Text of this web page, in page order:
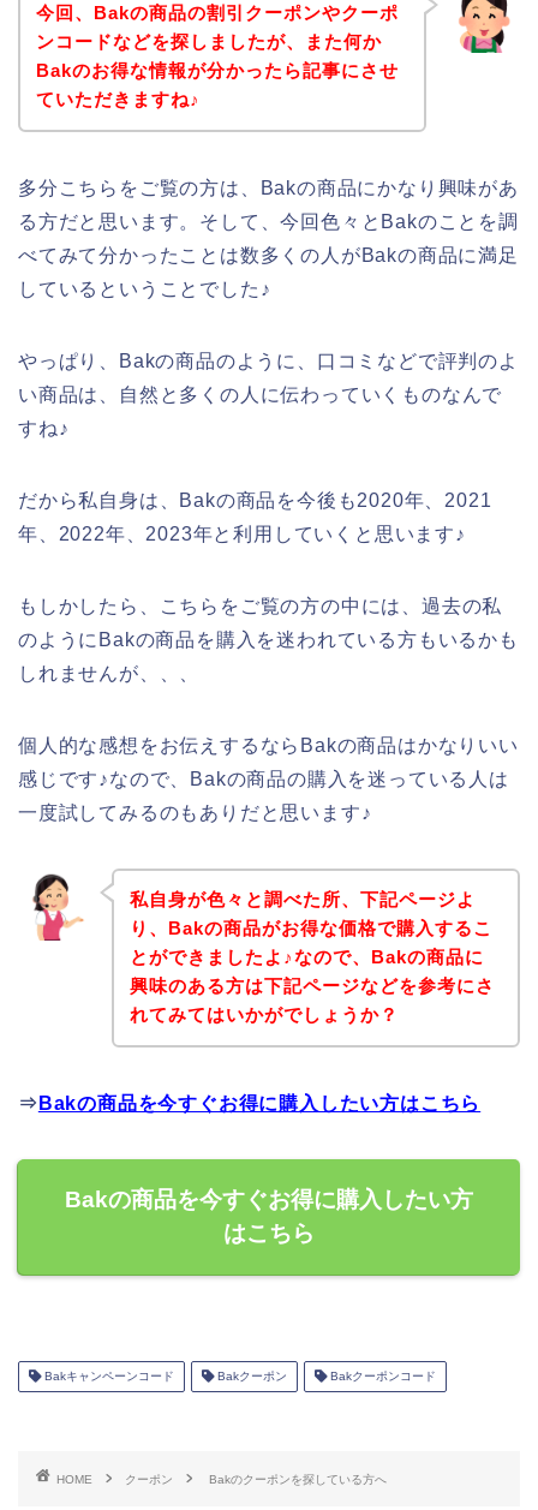
今回、Bakの商品の割引クーポンやクーポ
ンコードなどを探しましたが、また何か
Bakのお得な情報が分かったら記事にさせ
ていただきますね♪
多分こちらをご覧の方は、Bakの商品にかなり興味があ
る方だと思います。そして、今回色々とBakのことを調
べてみて分かったことは数多くの人がBakの商品に満足
しているということでした♪
やっぱり、Bakの商品のように、口コミなどで評判のよ
い商品は、自然と多くの人に伝わっていくものなんで
すね♪
だから私自身は、Bakの商品を今後も2020年、2021
年、2022年、2023年と利用していくと思います♪
もしかしたら、こちらをご覧の方の中には、過去の私
のようにBakの商品を購入を迷われている方もいるかも
しれませんが、、、
個人的な感想をお伝えするならBakの商品はかなりいい
感じです♪なので、Bakの商品の購入を迷っている人は
一度試してみるのもありだと思います♪
私自身が色々と調べた所、下記ページよ
り、Bakの商品がお得な価格で購入するこ
とができましたよ♪なので、Bakの商品に
興味のある方は下記ページなどを参考にさ
れてみてはいかがでしょうか？
⇒ Bakの商品を今すぐお得に購入したい方はこちら
Bakの商品を今すぐお得に購入したい方
はこちら
Bakキャンペーンコード Bakクーポン Bakクーポンコード
HOME クーポン Bakのクーポンを探している方へ